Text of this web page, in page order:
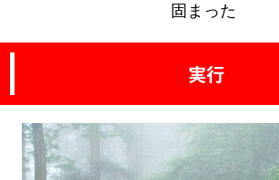
固まった
実行